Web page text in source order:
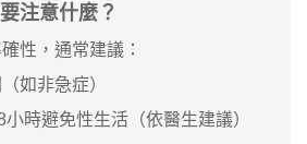
注意什麼？
，通常建議：
非急症）
避免性生活（依醫生建議）